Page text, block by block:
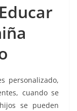
ar
e
personalizado,
cuando se
se pueden